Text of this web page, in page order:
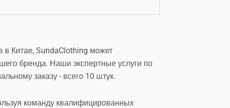
Китае, SundaClothing может
бренда. Наши экспертные услуги по
заказу - всего 10 штук.
команду квалифицированных